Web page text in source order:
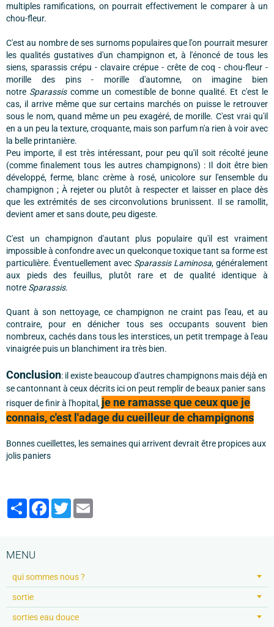
multiples ramifications, on pourrait effectivement le comparer à un
chou-fleur.
C'est au nombre de ses surnoms populaires que l'on pourrait mesurer
les qualités gustatives d'un champignon et, à l'énoncé de tous les
siens, sparassis crépu - clavaire crépue - crête de coq - chou-fleur -
morille des pins - morille d'automne, on imagine bien
notre Sparassiscomme un comestible de bonne qualité. Et c'est le
cas, il arrive même que sur certains marchés on puisse le retrouver
sous le nom, quand même un peu exagéré, de morille. C'est vrai qu'il
en a un peu la texture, croquante, mais son parfum n'a rien à voir avec
la belle printanière.
Peu importe, il est très intéressant, pour peu qu'il soit récolté jeune
(comme finalement tous les autres champignons) : Il doit être bien
développé, ferme, blanc crème à rosé, unicolore sur l'ensemble du
champignon ; À rejeter ou plutôt à respecter et laisser en place dès
que les extrémités de ses circonvolutions brunissent. Il se ramollit,
devient amer et sans doute, peu digeste.
C'est un champignon d'autant plus populaire qu'il est vraiment
impossible à confondre avec un quelconque toxique tant sa forme est
particulière. Éventuellement avec Sparassis Laminosa, généralement
aux pieds des feuillus, plutôt rare et de qualité identique à
notre Sparassis.
Quant à son nettoyage, ce champignon ne craint pas l'eau, et au
contraire, pour en dénicher tous ses occupants souvent bien
nombreux, cachés dans tous les interstices, un petit trempage à l'eau
vinaigrée puis un blanchiment ira très bien.
Conclusion: il existe beaucoup d'autres champignons mais déjà en
se cantonnant à ceux décrits ici on peut remplir de beaux panier sans
risquer de finir à l'hopital, je ne ramasse que ceux que je
connais, c'est l'adage du cueilleur de champignons
Bonnes cueillettes, les semaines qui arrivent devrait être propices aux
jolis paniers
PartagerFacebook
Twitter
MENU
qui sommes nous ?
sortie
sorties eau douce